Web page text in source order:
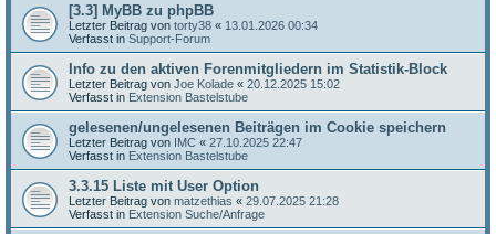
[3.3] MyBB zu phpBB
Letzter Beitrag von torty38 « 13.01.2026 00:34
Verfasst in Support-Forum
Info zu den aktiven Forenmitgliedern im Statistik-Block
Letzter Beitrag von Joe Kolade « 20.12.2025 15:02
Verfasst in Extension Bastelstube
gelesenen/ungelesenen Beiträgen im Cookie speichern
Letzter Beitrag von IMC « 27.10.2025 22:47
Verfasst in Extension Bastelstube
3.3.15 Liste mit User Option
Letzter Beitrag von matzethias « 29.07.2025 21:28
Verfasst in Extension Suche/Anfrage